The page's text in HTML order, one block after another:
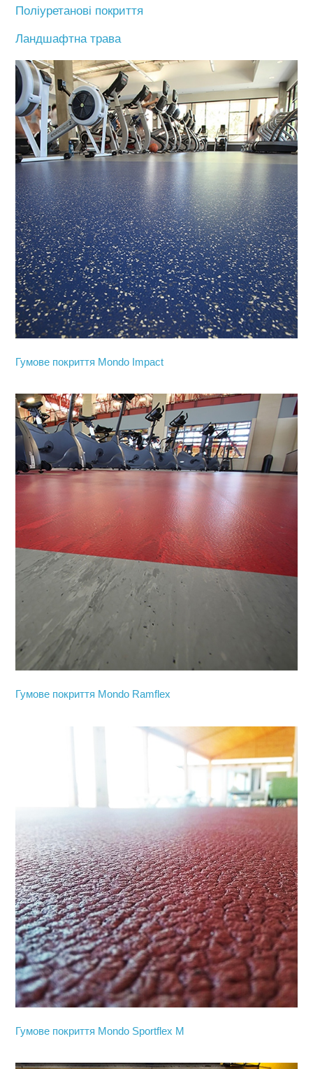
Поліуретанові покриття
Ландшафтна трава
Гумове покриття Mondo Impact
Гумове покриття Mondo Ramflex
Гумове покриття Mondo Sportflex M